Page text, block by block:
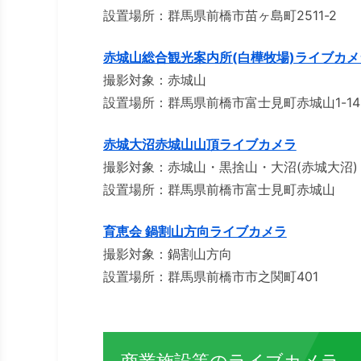
設置場所：群馬県前橋市苗ヶ島町2511-2
赤城山総合観光案内所(白樺牧場)ライブカ
撮影対象：赤城山
設置場所：群馬県前橋市富士見町赤城山1-14
赤城大沼赤城山山頂ライブカメラ
撮影対象：赤城山・黒捨山・大沼(赤城大沼)
設置場所：群馬県前橋市富士見町赤城山
育恵会 鍋割山方向ライブカメラ
撮影対象：鍋割山方向
設置場所：群馬県前橋市市之関町401